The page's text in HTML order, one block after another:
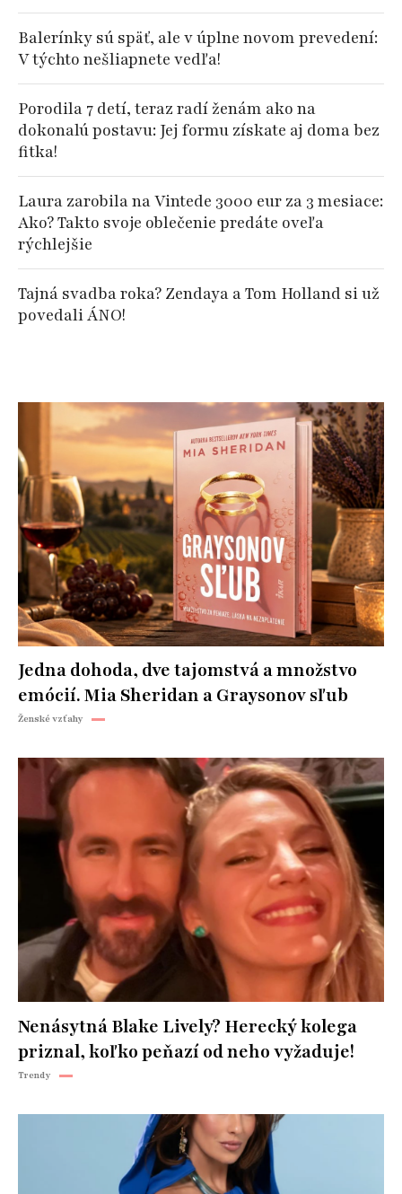
Balerínky sú späť, ale v úplne novom prevedení:
V týchto nešliapnete vedľa!
Porodila 7 detí, teraz radí ženám ako na
dokonalú postavu: Jej formu získate aj doma bez
fitka!
Laura zarobila na Vintede 3000 eur za 3 mesiace:
Ako? Takto svoje oblečenie predáte oveľa
rýchlejšie
Tajná svadba roka? Zendaya a Tom Holland si už
povedali ÁNO!
Jedna dohoda, dve tajomstvá a množstvo
emócií. Mia Sheridan a Graysonov sľub
Ženské vzťahy
Nenásytná Blake Lively? Herecký kolega
priznal, koľko peňazí od neho vyžaduje!
Trendy